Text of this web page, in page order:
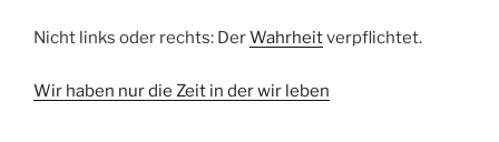
Nicht links oder rechts: DerWahrheitverpflichtet.
Wir haben nur die Zeit in der wir leben